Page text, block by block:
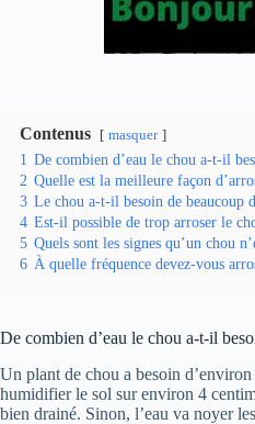
Contenus masquer
1 De combien d’eau le chou a-t-il
2 Quelle est la meilleure façon
3 Le chou a-t-il besoin de beaucoup
4 Est-il possible de trop arroser le
5 Quels sont les signes qu’un chou
6 À quelle fréquence devez-vous
De combien d’eau le chou a-t-il
Un plant de chou a besoin
humidifier le sol sur environ 4
bien drainé. Sinon, l’eau va noyer